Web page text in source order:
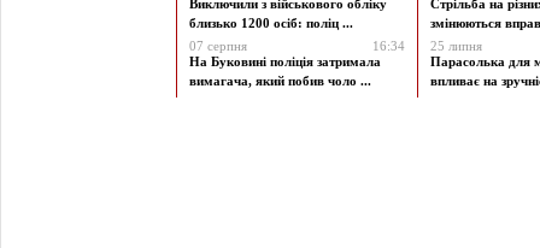
Виключили з військового обліку
близько 1200 осіб: поліц ...
07 серпня
16:34
На Буковині поліція затримала
вимагача, який побив чоло ...
Стрільба на
змінюються
25 липня
Парасолька для
впливає на